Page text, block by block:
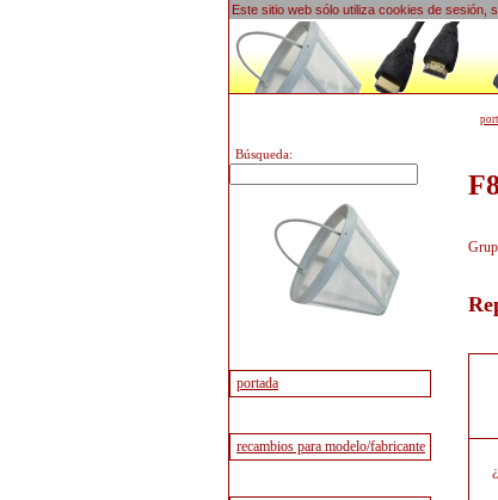
Este sitio web sólo utiliza cookies de sesión,
Búsqueda: